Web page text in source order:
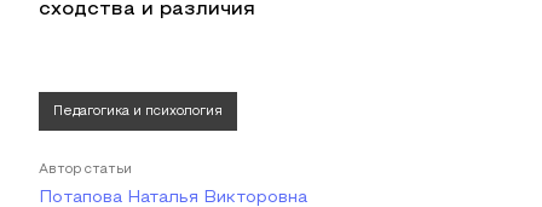
сходства и различия
Педагогика и психология
Автор статьи
Потапова Наталья Викторовна